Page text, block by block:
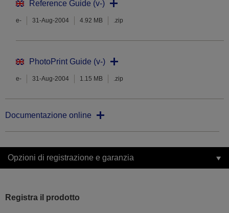
Reference Guide (v-)
e- 31-Aug-2004 4.92 MB .zip
PhotoPrint Guide (v-)
e- 31-Aug-2004 1.15 MB .zip
Documentazione online
Opzioni di registrazione e garanzia
Registra il prodotto